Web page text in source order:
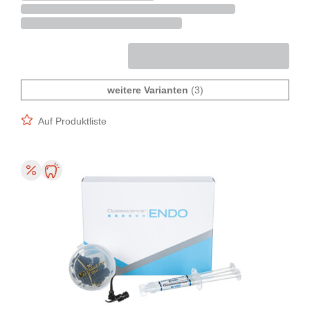
weitere Varianten (3)
Auf Produktliste